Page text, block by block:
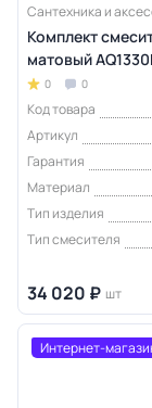
Сантехника и
Комплект
матовый
0 0
Код товара
Артикул
Гарантия
Материал
Тип изделия
Тип смесителя
34 020 ₽ шт
Интернет-